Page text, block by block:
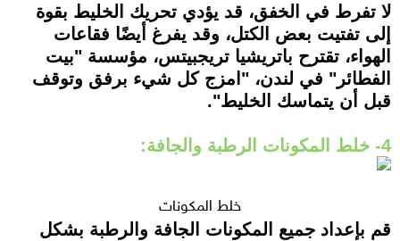
لا تفرط في الخفق، قد يؤدي تحريك الخليط بقوة
إلى تفتيت بعض الكتل، وقد يفرغ أيضًا فقاعات
الهواء، تقترح باتريشيا تريجبيتس، مؤسسة "بيت
الفطائر" في لندن، "امزج كل شيء برفق وتوقف
قبل أن يتماسك الخليط".
4- خلط المكونات الرطبة والجافة:
خلط المكونات
قم بإعداد جميع المكونات الجافة والرطبة بشكل